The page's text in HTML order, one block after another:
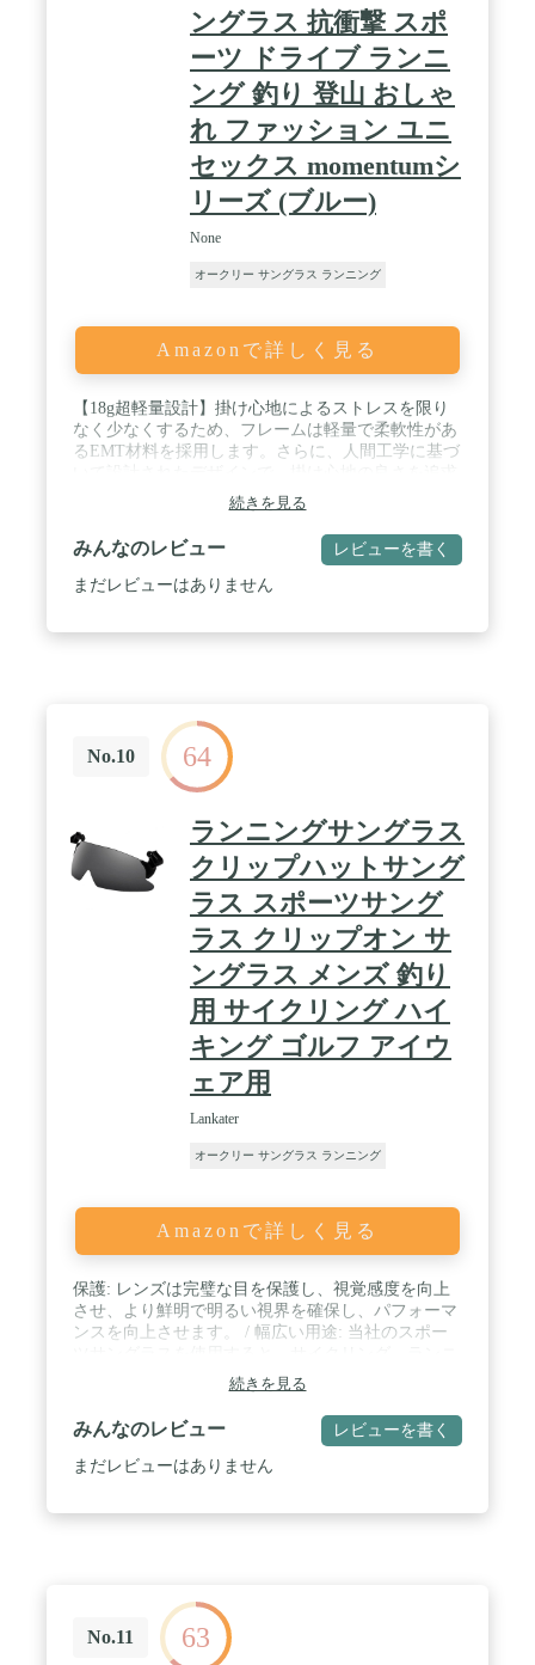
ングラス 抗衝撃 スポ
ーツ ドライブ ランニ
ング 釣り 登山 おしゃ
れ ファッション ユニ
セックス momentumシ
リーズ (ブルー)
None
オークリー サングラス ランニング
Amazonで詳しく見る
【18g超軽量設計】掛け心地によるストレスを限り
なく少なくするため、フレームは軽量で柔軟性があ
るEMT材料を採用します。さらに、人間工学に基づ
しました。頭への締めつけ感をなくし、大きいサイ
ズ、小さいサイズいずれにも対応する設計に仕上げ
ました。 / 【7枚4層コーティング技術加工した偏光
レンズ】偏光レンズは偏光膜という特殊フィルムが
挟み込まれている特殊レンズです。表面に特殊な7
を効果的にカットし、より快適な視界を確保するこ
とができます。 / 【スポーツ・アウトドアに最適】
春夏の目の日焼け対策にはもちろん、車のドライブ
やバイクの運転時に、釣りや自転車サイクリングな
どのスポーツ・アウトドアシーンなど、オールシー
ズンで幅広くご活用頂けます。目の疲れを防ぐ用途
としてもご活用下さい。 / 【高級感が溢れるデザイ
ン】掛けやすい MARSQUEST サングラスは、様々
なスタイルにも合わせる事が出来るほか、流行問わ
ず長く使えるデザインになっています。最新トレン
ドに従い、性別問わずユニセックスで使用可能なモ
デルです。それに、耐久性を持つラップアラウンド
のレンズとおしゃれなフレームはあなたの大切な目
とお肌を守ります。 / 【高品質な贈り物】パッケー
ジングしてから、あなたの友人にとって素晴らしい
ギフトアイデアになります！そして、普段は母親や
父親などの、大事な人への高品質な贈り物に最良の
選択です。魅力的な7色からご利用いただけます。
今すぐあなただけの1つをお選びください。12ヶ月
対応になります。また、いつでも品質やその他の問
続きを見る
みんなのレビュー レビューを書く
まだレビューはありません
No.10 64
ランニングサングラス
クリップハットサング
ラス スポーツサング
ラス クリップオン サ
ングラス メンズ 釣り
用 サイクリング ハイ
キング ゴルフ アイウ
ェア用
Lankater
オークリー サングラス ランニング
Amazonで詳しく見る
保護: レンズは完璧な目を保護し、視覚感度を向上
させ、より鮮明で明るい視界を確保し、パフォーマ
ンスを向上させます。 / 幅広い用途: 当社のスポー
ング、釣り、ハイキングなどのアウトドアスポーツ
やアクティビティ中に完璧な視界と完璧な保護をお
楽しみいただけます。 / ユニークなデザイン: この
サングラスは非常に快適に着用でき、帽子にクリッ
プで留めていても、常に手の届くところに置いて、
れたこのスポーツサングラスは、軽量の快適さを誇
り、塗装が剥がれるリスクがなく、長期にわたる耐
久性を保証します。
続きを見る
みんなのレビュー レビューを書く
まだレビューはありません
No.11 63